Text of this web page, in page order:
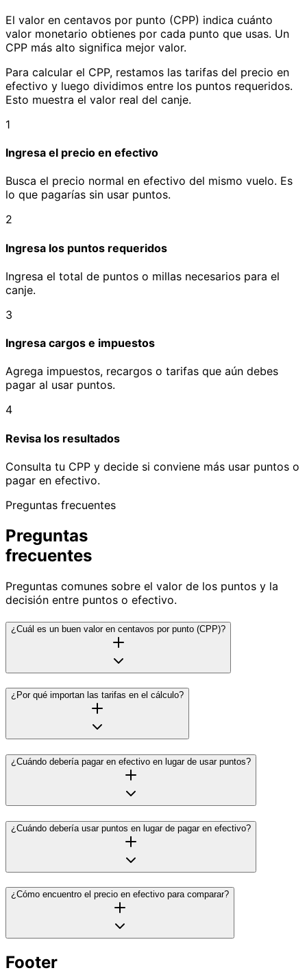
El valor en centavos por punto (CPP) indica cuánto
valor monetario obtienes por cada punto que usas. Un
CPP más alto significa mejor valor.
Para calcular el CPP, restamos las tarifas del precio en
efectivo y luego dividimos entre los puntos requeridos.
Esto muestra el valor real del canje.
1
Ingresa el precio en efectivo
Busca el precio normal en efectivo del mismo vuelo. Es
lo que pagarías sin usar puntos.
2
Ingresa los puntos requeridos
Ingresa el total de puntos o millas necesarios para el
canje.
3
Ingresa cargos e impuestos
Agrega impuestos, recargos o tarifas que aún debes
pagar al usar puntos.
4
Revisa los resultados
Consulta tu CPP y decide si conviene más usar puntos o
pagar en efectivo.
Preguntas frecuentes
Preguntas
frecuentes
Preguntas comunes sobre el valor de los puntos y la
decisión entre puntos o efectivo.
¿Cuál es un buen valor en centavos por punto (CPP)?
¿Por qué importan las tarifas en el cálculo?
¿Cuándo debería pagar en efectivo en lugar de usar puntos?
¿Cuándo debería usar puntos en lugar de pagar en efectivo?
¿Cómo encuentro el precio en efectivo para comparar?
Footer